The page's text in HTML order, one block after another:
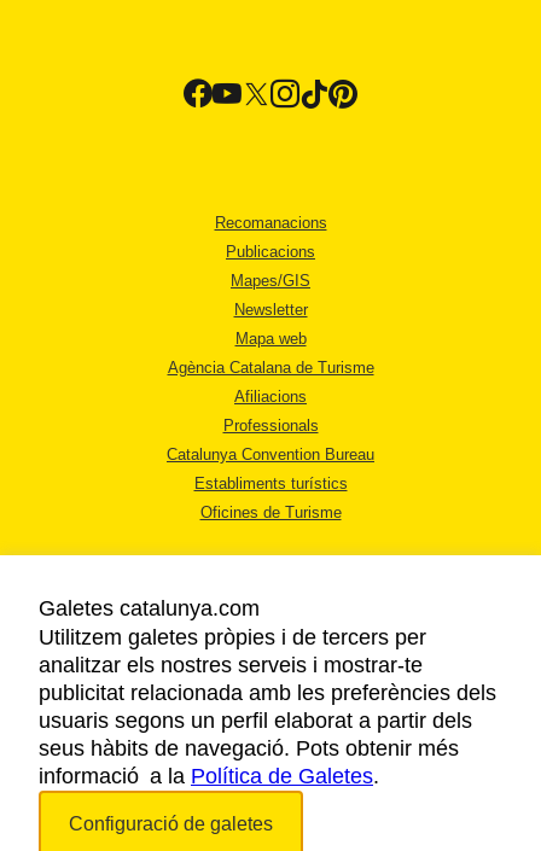
Recomanacions
Publicacions
Mapes/GIS
Newsletter
Mapa web
Agència Catalana de Turisme
Afiliacions
Professionals
Catalunya Convention Bureau
Establiments turístics
Oficines de Turisme
AVÍS LEGAL
POLÍTICA DE PRIVACITAT
COOKIES
ACCESSIBILITAT
Galetes catalunya.com
Utilitzem galetes pròpies i de tercers per
analitzar els nostres serveis i mostrar-te
publicitat relacionada amb les preferències dels
usuaris segons un perfil elaborat a partir dels
seus hàbits de navegació. Pots obtenir més
informació a la Política de Galetes.
Configuració de galetes